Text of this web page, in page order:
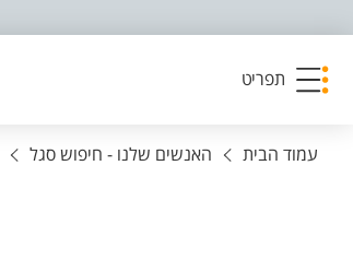
תפריט
עמוד הבית האנשים שלנו - חיפוש סגל